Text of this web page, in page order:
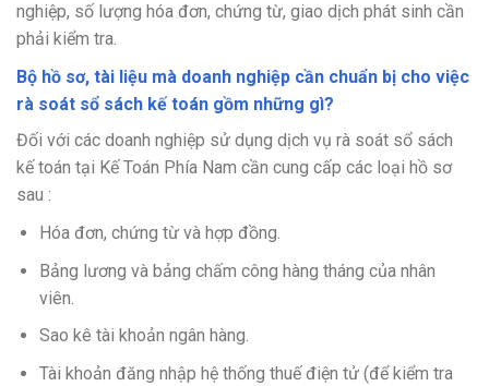
nghiệp, số lượng hóa đơn, chứng từ, giao dịch phát sinh cần
phải kiểm tra.
Bộ hồ sơ, tài liệu mà doanh nghiệp cần chuẩn bị cho việc
rà soát sổ sách kế toán gồm những gì?
Đối với các doanh nghiệp sử dụng dịch vụ rà soát sổ sách
kế toán tại Kế Toán Phía Nam cần cung cấp các loại hồ sơ
sau :
Hóa đơn, chứng từ và hợp đồng.
Bảng lương và bảng chấm công hàng tháng của nhân
viên.
Sao kê tài khoản ngân hàng.
Tài khoản đăng nhập hệ thống thuế điện tử (để kiểm tra